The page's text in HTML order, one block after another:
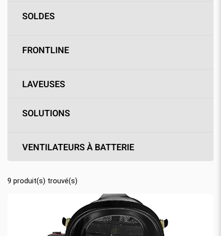
SOLDES
FRONTLINE
LAVEUSES
SOLUTIONS
VENTILATEURS À BATTERIE
9 produit(s) trouvé(s)